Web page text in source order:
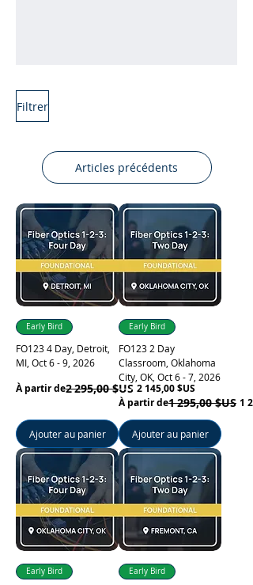
Learn More
Learn More
Learn More
Filtrer
Articles précédents
Early Bird
FO123 4 Day, Detroit,
MI, Oct 6 - 9, 2026
À partir de
Prix original2 295,00 $US 2 145,00 $US
Prix promotionnel
Ajouter au panier
Early Bird
FO123 2 Day
Classroom, Oklahoma
City, OK, Oct 6 - 7, 2026
À partir de
Prix original1 295,00 $US 1
Prix promotionnel
Ajouter au panier
Early Bird Early Bird